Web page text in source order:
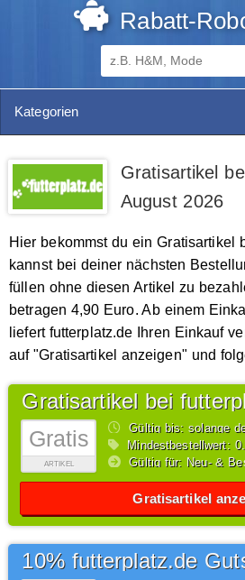
Rabatt-
Kategorien
Gratisartikel
August 2026
Hier bekommst du ein Gratisartikel
kannst bei deiner nächsten
füllen ohne diesen Artikel zu
betragen 4,90 Euro. Ab einem
liefert futterplatz.de Ihren Einkauf
auf "Gratisartikel anzeigen" und
Gratis
ARTIKEL
Gratisartikel bei
Gültig bis: solange
Mindestbestellwert:
Gültig für: Neu- &
Gratisartikel
10% futterplatz.de